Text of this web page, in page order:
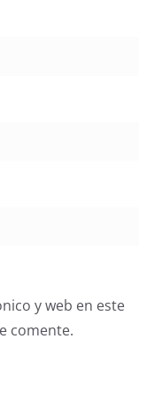
y web en este
comente.